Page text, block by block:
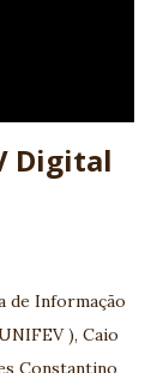
Digital
de Informação
), Caio